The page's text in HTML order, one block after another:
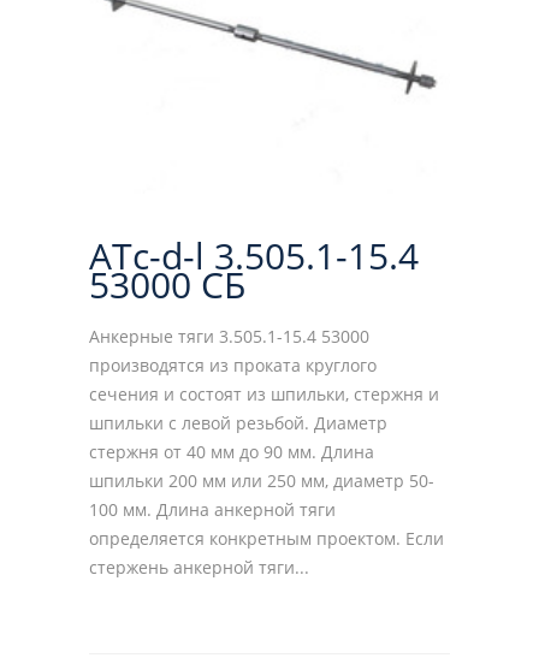
ATс-d-l 3.505.1-15.4
53000 СБ
Анкерные тяги 3.505.1-15.4 53000
производятся из проката круглого
сечения и состоят из шпильки, стержня и
шпильки с левой резьбой. Диаметр
стержня от 40 мм до 90 мм. Длина
шпильки 200 мм или 250 мм, диаметр 50-
100 мм. Длина анкерной тяги
определяется конкретным проектом. Если
стержень анкерной тяги...